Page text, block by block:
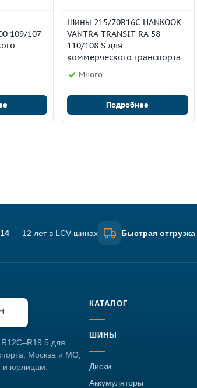
109/107
Шины 215/70R16C HANKOOK
VANTRA TRANSIT RA 58
110/108 S для
коммерческого транспорта
Много
Подробнее
— 12 лет в LCV-шинах Быстрая отгрузка
для
Москва и МО,
и юрлицам.
КАТАЛОГ
ШИНЫ
Диски
Аккумуляторы